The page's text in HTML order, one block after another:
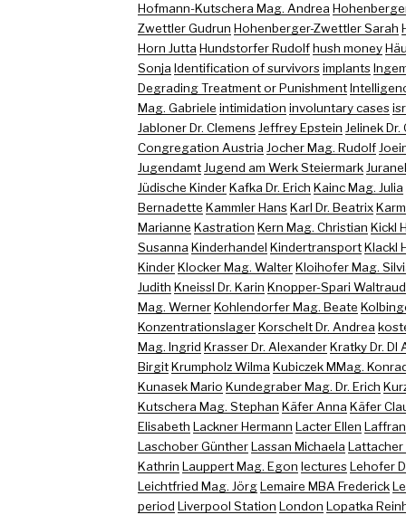
Hofmann-Kutschera Mag. Andrea
Zwettler Gudrun Hohenberger-Zwettler Sarah
Horn Jutta Hundstorfer Rudolf hush money
Sonja Identification of survivors implants
Degrading Treatment or Punishment
Mag. Gabriele intimidation involuntary cases
Jabloner Dr. Clemens Jeffrey Epstein Jelinek
Congregation Austria Jocher Mag. Rudolf
Jugendamt Jugend am Werk Steiermark
Jüdische Kinder Kafka Dr. Erich Kainc Mag. Julia
Bernadette Kammler Hans Karl Dr. Beatrix
Marianne Kastration Kern Mag. Christian Kickl
Susanna Kinderhandel Kindertransport Klackl
Kinder Klocker Mag. Walter Kloihofer Mag.
Judith Kneissl Dr. Karin Knopper-Spari Waltraud
Mag. Werner Kohlendorfer Mag. Beate
Konzentrationslager Korschelt Dr. Andrea
Mag. Ingrid Krasser Dr. Alexander Kratky Dr. DI
Birgit Krumpholz Wilma Kubiczek MMag.
Kunasek Mario Kundegraber Mag. Dr. Erich
Kutschera Mag. Stephan Käfer Anna Käfer
Elisabeth Lackner Hermann Lacter Ellen
Laschober Günther Lassan Michaela Lattacher
Kathrin Lauppert Mag. Egon lectures Lehofer
Leichtfried Mag. Jörg Lemaire MBA Frederick
period Liverpool Station London Lopatka